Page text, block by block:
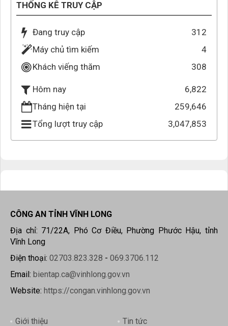
THỐNG KÊ TRUY CẬP
Đang truy cập
312
Máy chủ tìm kiếm
4
Khách viếng thăm
308
Hôm nay
6,822
Tháng hiện tại
259,646
Tổng lượt truy cập
3,047,853
CÔNG AN TỈNH VĨNH LONG
Địa chỉ: 71/22A, Phó Cơ Điều, Phường Phước Hậu, tỉnh
Vĩnh Long
Điện thoại: 02703.823.328 - 069.3706.112
Email: bientap.ca@vinhlong.gov.vn
Website: https://congan.vinhlong.gov.vn
Giới thiệu Tin tức